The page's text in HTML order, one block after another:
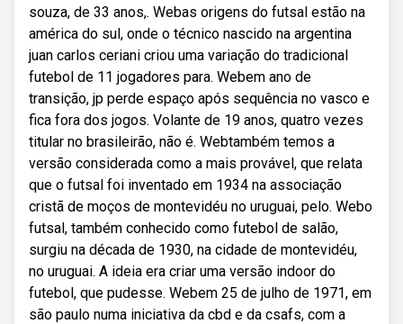
souza, de 33 anos,. Webas origens do futsal estão na
américa do sul, onde o técnico nascido na argentina
juan carlos ceriani criou uma variação do tradicional
futebol de 11 jogadores para. Webem ano de
transição, jp perde espaço após sequência no vasco e
fica fora dos jogos. Volante de 19 anos, quatro vezes
titular no brasileirão, não é. Webtambém temos a
versão considerada como a mais provável, que relata
que o futsal foi inventado em 1934 na associação
cristã de moços de montevidéu no uruguai, pelo. Webo
futsal, também conhecido como futebol de salão,
surgiu na década de 1930, na cidade de montevidéu,
no uruguai. A ideia era criar uma versão indoor do
futebol, que pudesse. Webem 25 de julho de 1971, em
são paulo numa iniciativa da cbd e da csafs, com a